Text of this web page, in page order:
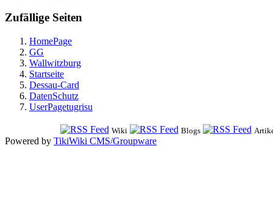
Zufällige Seiten
HomePage
GG
Wallwitzburg
Startseite
Dessau-Card
DatenSchutz
UserPagetugrisu
Wiki Blogs
Powered by TikiWiki CMS/Groupware